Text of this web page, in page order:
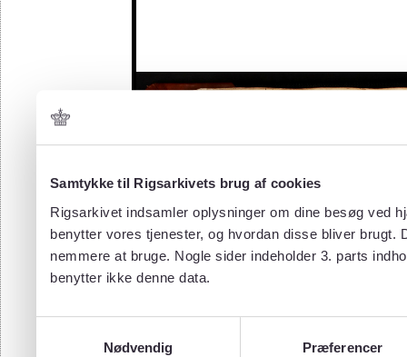
Samtykke til Rigsarkivets brug af cookies
Rigsarkivet indsamler oplysninger om dine besøg ved
benytter vores tjenester, og hvordan disse bliver
nemmere at bruge. Nogle sider indeholder 3. parts
benytter ikke denne data.
Nødvendig
Præferencer